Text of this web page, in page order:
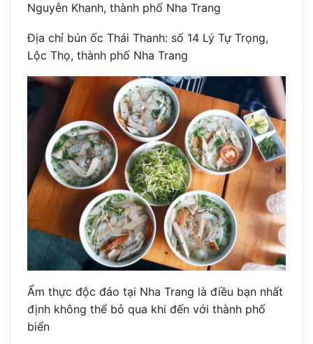
Nguyễn Khanh, thành phố Nha Trang
Địa chỉ bún ốc Thái Thanh: số 14 Lý Tự Trọng,
Lộc Thọ, thành phố Nha Trang
Ẩm thực độc đáo tại Nha Trang là điều bạn nhất
định không thể bỏ qua khi đến với thành phố
biển